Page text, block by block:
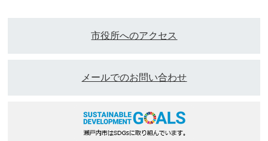
市役所へのアクセス
メールでのお問い合わせ